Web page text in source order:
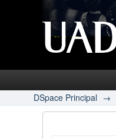
DSpace Principal →